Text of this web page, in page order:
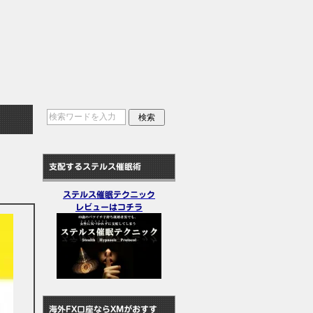
支配するステルス催眠術
ステルス催眠テクニック
レビューはコチラ
海外FX口座ならXMがおすす